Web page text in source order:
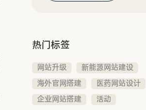
热门标签
网站升级
新能源网站建设
海外官网搭建
医药网站设计
企业网站搭建
活动